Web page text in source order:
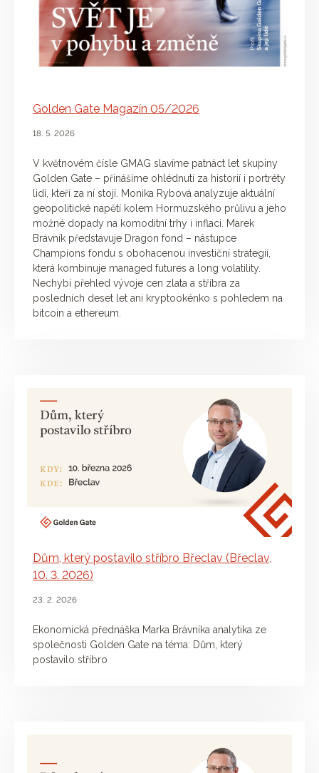
Golden Gate Magazín 05/2026
18. 5. 2026
V květnovém čísle GMAG slavíme patnáct let skupiny
Golden Gate – přinášíme ohlédnutí za historií i portréty
lidí, kteří za ní stojí. Monika Rybová analyzuje aktuální
geopolitické napětí kolem Hormuzského průlivu a jeho
možné dopady na komoditní trhy i inflaci. Marek
Brávník představuje Dragon fond – nástupce
Champions fondu s obohacenou investiční strategií,
která kombinuje managed futures a long volatility.
Nechybí přehled vývoje cen zlata a stříbra za
posledních deset let ani kryptookénko s pohledem na
bitcoin a ethereum.
Dům, který postavilo stříbro Břeclav (Břeclav,
10. 3. 2026)
23. 2. 2026
Ekonomická přednáška Marka Brávníka analytika ze
společnosti Golden Gate na téma: Dům, který
postavilo stříbro